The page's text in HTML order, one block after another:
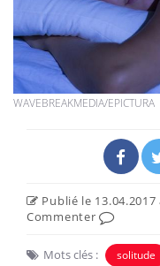
WAVEBREAKMEDIA/EPICTURA
Publié le 13.04.2017
Commenter
Mots clés : solitude